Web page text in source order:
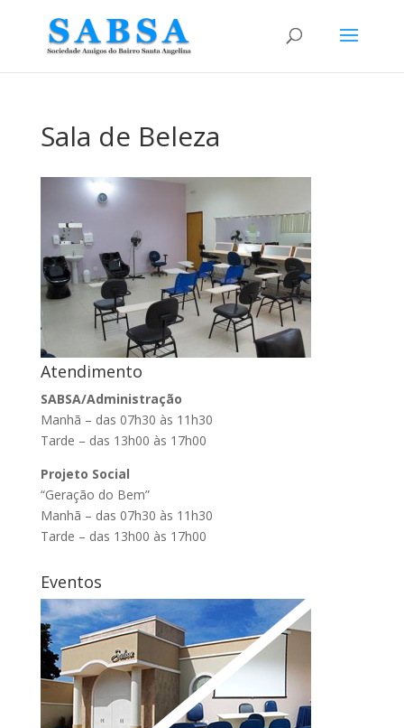
Sala de Beleza
Atendimento
SABSA/Administração
Manhã – das 07h30 às 11h30
Tarde – das 13h00 às 17h00
Projeto Social
“Geração do Bem”
Manhã – das 07h30 às 11h30
Tarde – das 13h00 às 17h00
Eventos